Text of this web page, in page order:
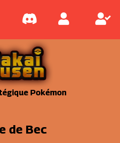
Pokémon
de Bec